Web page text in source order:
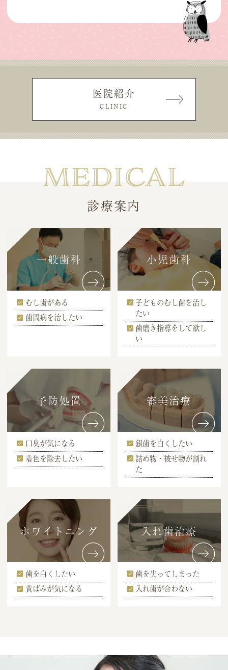
医院紹介
CLINIC
MEDICAL
診療案内
一般歯科
むし歯がある
歯周病を治したい
小児歯科
子どものむし歯を治し
たい
歯磨き指導をして欲し
い
予防処置
口臭が気になる
着色を除去したい
審美治療
銀歯を白くしたい
詰め物・被せ物が割れ
た
ホワイトニング
歯を白くしたい
黄ばみが気になる
入れ歯治療
歯を失ってしまった
入れ歯が合わない